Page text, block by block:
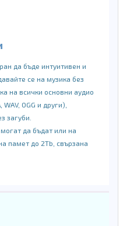
да бъде интуитивен и
се на музика без
на всички основни аудио
OGG и други),
загуби.
да бъдат или на
памет до 2Tb, свързана